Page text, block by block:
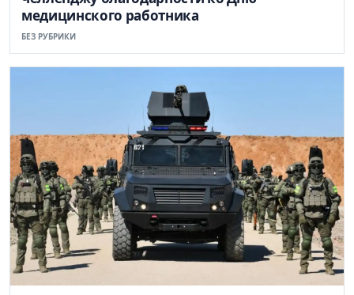
медицинского работника
БЕЗ РУБРИКИ